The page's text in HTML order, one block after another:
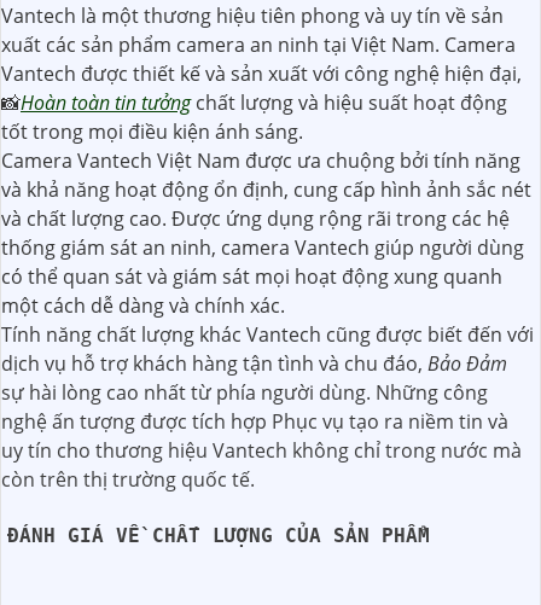
Vantech là một thương hiệu tiên phong và uy tín về sản
xuất các sản phẩm camera an ninh tại Việt Nam. Camera
Vantech được thiết kế và sản xuất với công nghệ hiện đại,
📸Hoàn toàn tin tưởngchất lượng và hiệu suất hoạt động
tốt trong mọi điều kiện ánh sáng.
Camera Vantech Việt Nam được ưa chuộng bởi tính năng
và khả năng hoạt động ổn định, cung cấp hình ảnh sắc nét
và chất lượng cao. Được ứng dụng rộng rãi trong các hệ
thống giám sát an ninh, camera Vantech giúp người dùng
có thể quan sát và giám sát mọi hoạt động xung quanh
một cách dễ dàng và chính xác.
Tính năng chất lượng khác Vantech cũng được biết đến với
dịch vụ hỗ trợ khách hàng tận tình và chu đáo, Bảo Đảm
sự hài lòng cao nhất từ phía người dùng. Những công
nghệ ấn tượng được tích hợp Phục vụ tạo ra niềm tin và
uy tín cho thương hiệu Vantech không chỉ trong nước mà
còn trên thị trường quốc tế.
ĐÁNH GIÁ VỀ CHẤT LƯỢNG CỦA SẢN PHẨM